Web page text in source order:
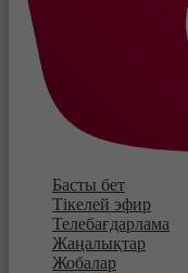
Басты бет
Тікелей эфир
Телебағдарлама
Жаңалықтар
Жобалар